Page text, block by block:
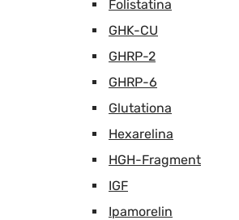
Folistatina
GHK-CU
GHRP-2
GHRP-6
Glutationa
Hexarelina
HGH-Fragment
IGF
Ipamorelin